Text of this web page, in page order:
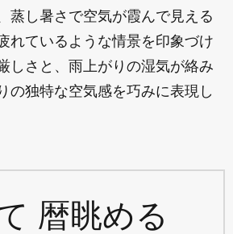
蒸し暑さで空気が霞んで見える
れているような情景を印象づけ
しさと、雨上がりの湿気が絡み
の独特な空気感を巧みに表現し
暦眺める